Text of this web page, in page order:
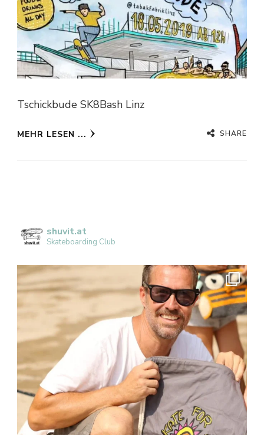
Tschickbude SK8Bash Linz
MEHR LESEN ... SHARE
shuvit.at
Skateboarding Club